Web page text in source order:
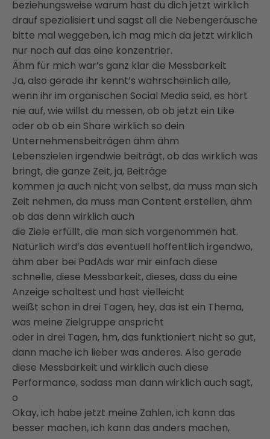
beziehungsweise warum hast du dich jetzt wirklich
drauf spezialisiert und sagst all die Nebengeräusche
bitte mal weggeben, ich mag mich da jetzt wirklich
nur noch auf das eine konzentrier.
Ähm für mich war’s ganz klar die Messbarkeit
Ja, also gerade ihr kennt’s wahrscheinlich alle,
wenn ihr im organischen Social Media seid, es hört
nie auf, wie willst du messen, ob ob jetzt ein Like
oder ob ob ein Share wirklich so dein
Unternehmensbeiträgen ähm ähm
Lebenszielen irgendwie beiträgt, ob das wirklich was
bringt, die ganze Zeit, ja, Beiträge
kommen ja auch nicht von selbst, da muss man sich
Zeit nehmen, da muss man Content erstellen, ähm
ob das denn wirklich auch
die Ziele erfüllt, die man sich vorgenommen hat.
Natürlich wird’s das eventuell hoffentlich irgendwo,
ähm aber bei PadAds war mir einfach diese
schnelle, diese Messbarkeit, dieses, dass du eine
Anzeige schaltest und hast vielleicht
weißt schon in drei Tagen, hey, das ist ein Thema,
was meine Zielgruppe anspricht
oder in drei Tagen, hm, das funktioniert nicht so gut,
dann mache ich lieber was anderes. Also gerade
diese Messbarkeit und wirklich auch diese
Performance, sodass man dann wirklich auch sagt,
o
Okay, ich habe jetzt meine Zahlen, ich kann das
besser machen, ich kann das anders machen,